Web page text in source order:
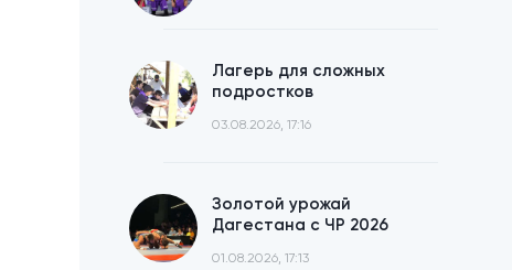
Лагерь для сложных
подростков
03.08.2026, 17:16
Золотой урожай
Дагестана с ЧР 2026
01.08.2026, 17:13